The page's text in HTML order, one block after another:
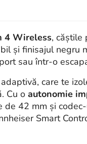
4 Wireless, căștile
și finisajul negru
sau într-o
adaptivă, care te
Cu o autonomie
de 42 mm și
Smart